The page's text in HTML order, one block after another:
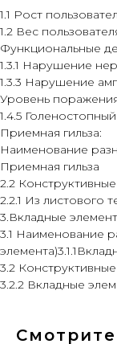
1.1 Рост
1.2 Вес
Функциональные
1.3.1 Нарушение
1.3.3 Нарушение
Уровень
1.4.5
Приемная гильза:
Наименование
Приемная гильза
2.2
2.2.1 Из листового
3.Вкладные
3.1 Наименование
3.2
3.2.2 Вкладные
Оставьте ваши